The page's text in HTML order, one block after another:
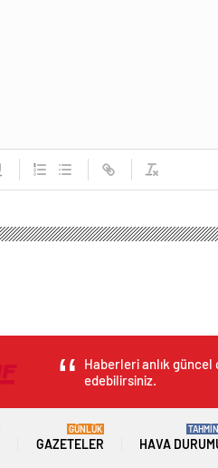
Haberleri anlık
edebilirsiniz.
GAZETELER
GÜNLÜK
HAVA
TAHMİNİ